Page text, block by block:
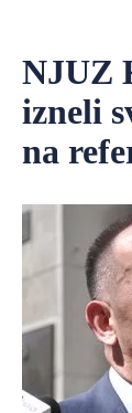
NJUZ
izneli
na